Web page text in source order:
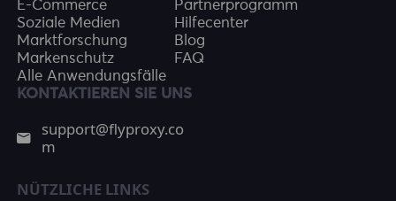
E-Commerce
Soziale Medien
Marktforschung
Markenschutz
Alle Anwendungsfälle
Partnerprogramm
Hilfecenter
Blog
FAQ
KONTAKTIEREN SIE UNS
support@flyproxy.co
m
NÜTZLICHE LINKS